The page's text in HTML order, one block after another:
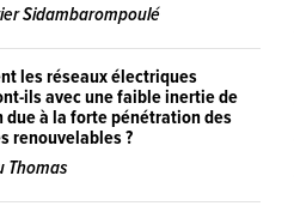
Sidambarompoulé
les réseaux électriques
ils avec une faible inertie de
due à la forte pénétration des
renouvelables ?
Thomas